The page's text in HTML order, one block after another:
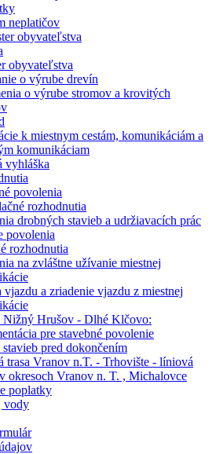
neplatičov
obyvateľstva
obyvateľstva
o výrube drevín
o výrube stromov a krovitých
k miestnym cestám, komunikáciám a
komunikáciam
vyhláška
povolenia
rozhodnutia
drobných stavieb a udržiavacích prác
povolenia
rozhodnutia
na zvláštne užívanie miestnej
vjazdu a zriadenie vjazdu z miestnej
Hrušov - Dlhé Klčovo:
pre stavebné povolenie
pred dokončením
trasa Vranov n.T. - Trhovište - líniová
okresoch Vranov n. T. , Michalovce
poplatky
vody